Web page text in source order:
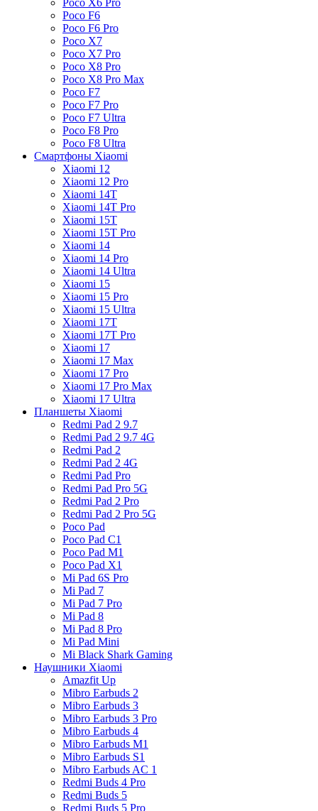
Poco X6 Pro
Poco F6
Poco F6 Pro
Poco X7
Poco X7 Pro
Poco X8 Pro
Poco X8 Pro Max
Poco F7
Poco F7 Pro
Poco F7 Ultra
Poco F8 Pro
Poco F8 Ultra
Смартфоны Xiaomi
Xiaomi 12
Xiaomi 12 Pro
Xiaomi 14T
Xiaomi 14T Pro
Xiaomi 15T
Xiaomi 15T Pro
Xiaomi 14
Xiaomi 14 Pro
Xiaomi 14 Ultra
Xiaomi 15
Xiaomi 15 Pro
Xiaomi 15 Ultra
Xiaomi 17T
Xiaomi 17T Pro
Xiaomi 17
Xiaomi 17 Max
Xiaomi 17 Pro
Xiaomi 17 Pro Max
Xiaomi 17 Ultra
Планшеты Xiaomi
Redmi Pad 2 9.7
Redmi Pad 2 9.7 4G
Redmi Pad 2
Redmi Pad 2 4G
Redmi Pad Pro
Redmi Pad Pro 5G
Redmi Pad 2 Pro
Redmi Pad 2 Pro 5G
Poco Pad
Poco Pad C1
Poco Pad M1
Poco Pad X1
Mi Pad 6S Pro
Mi Pad 7
Mi Pad 7 Pro
Mi Pad 8
Mi Pad 8 Pro
Mi Pad Mini
Mi Black Shark Gaming
Наушники Xiaomi
Amazfit Up
Mibro Earbuds 2
Mibro Earbuds 3
Mibro Earbuds 3 Pro
Mibro Earbuds 4
Mibro Earbuds M1
Mibro Earbuds S1
Mibro Earbuds AC 1
Redmi Buds 4 Pro
Redmi Buds 5
Redmi Buds 5 Pro